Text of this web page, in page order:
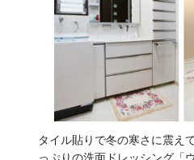
タイル貼りで冬の寒さに震え